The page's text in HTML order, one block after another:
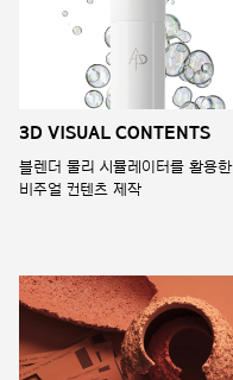
3D VISUAL CONTENTS
블렌더 물리 시뮬레이터를 활용한
비주얼 컨텐츠 제작